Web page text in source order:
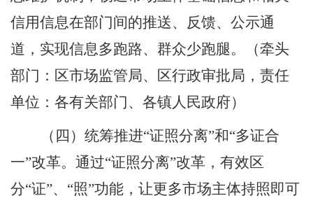
信用信息在部门间的推送、反馈、公示通
道，实现信息多跑路、群众少跑腿。
（牵头
部门： 区市场监管局、 区行政审批局，责任
单位：各有关部门、各镇人民政府）
（四）统筹推进“证照分离”和“多证合
一”改革。 通过“证照分离”改革，有效区
分“证”、 “照”功能，让更多市场主体持照即可